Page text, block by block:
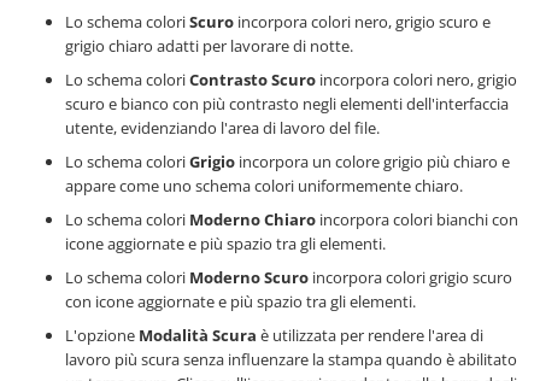
Lo schema coloriScuro incorpora colori nero, grigio scuro e
grigio chiaro adatti per lavorare di notte.
Lo schema coloriContrasto Scuro incorpora colori nero, grigio
scuro e bianco con più contrasto negli elementi dell'interfaccia
utente, evidenziando l'area di lavoro del file.
Lo schema coloriGrigio incorpora un colore grigio più chiaro e
appare come uno schema colori uniformemente chiaro.
Lo schema colori Moderno Chiaro incorpora colori bianchi con
icone aggiornate e più spazio tra gli elementi.
Lo schema colori Moderno Scuro incorpora colori grigio scuro
con icone aggiornate e più spazio tra gli elementi.
L'opzione Modalità Scura è utilizzata per rendere l'area di
lavoro più scura senza influenzare la stampa quando è abilitato